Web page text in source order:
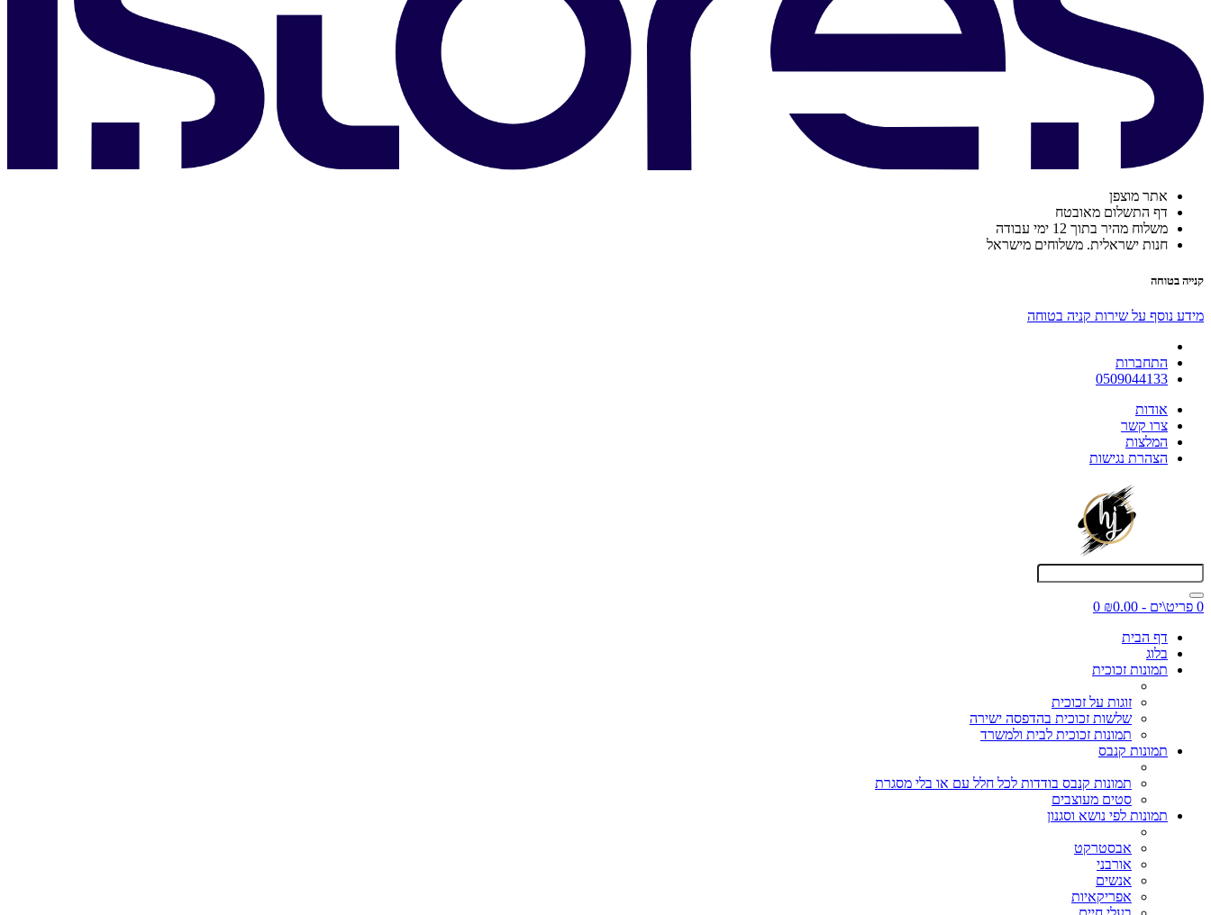
אתר מוצפן
דף התשלום מאובטח
משלוח מהיר בתוך 12 ימי עבודה
חנות ישראלית. משלוחים מישראל
קנייה בטוחה
מידע נוסף על שירות קניה בטוחה
התחברות
0509044133
אודות
צרו קשר
המלצות
הצהרת נגישות
0 פריט\ים - ₪0.00
0
דף הבית
בלוג
תמונות זכוכית
זוגות על זכוכית
שלשות זכוכית בהדפסה ישירה
תמונות זכוכית לבית ולמשרד
תמונות קנבס
תמונות קנבס בודדות לכל חלל עם או בלי מסגרת
סטים מעוצבים
תמונות לפי נושא וסגנון
אבסטרקט
אורבני
אנשים
אפריקאיות